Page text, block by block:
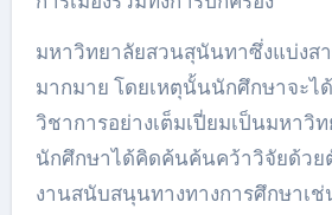
มหาวิทยาลัยสวนสุนันทาซึ่งแบ่งส
มากมาย โดยเหตุนั้นนักศึกษาจะไ
วิชาการอย่างเต็มเปี่ยมเป็นมหาวิ
นักศึกษาได้คิดค้นค้นคว้าวิจัยด้วย
งานสนับสนุนทางทางการศึกษาเช่